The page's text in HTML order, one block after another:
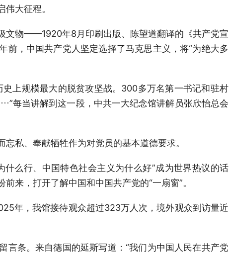
大征程。
物——1920年8月印刷出版、陈望道翻译的《共产党宣
，中国共产党人坚定选择了马克思主义，将“为绝大多
上规模最大的脱贫攻坚战。300多万名第一书记和驻村
每当讲解到这一段，中共一大纪念馆讲解员张欣怡总会
私、奉献牺牲作为对党员的基本道德要求。
么行、中国特色社会主义为什么好”成为世界热议的话
来，打开了解中国和中国共产党的“一扇窗”。
年，我馆接待观众超过323万人次，境外观众到访量近
条。来自德国的延斯写道：“我们为中国人民在共产党